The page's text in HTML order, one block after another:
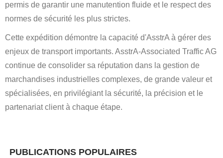
permis de garantir une manutention fluide et le respect des
normes de sécurité les plus strictes.
Cette expédition démontre la capacité d'AsstrA à gérer des
enjeux de transport importants. AsstrA-Associated Traffic AG
continue de consolider sa réputation dans la gestion de
marchandises industrielles complexes, de grande valeur et
spécialisées, en privilégiant la sécurité, la précision et le
partenariat client à chaque étape.
PUBLICATIONS POPULAIRES